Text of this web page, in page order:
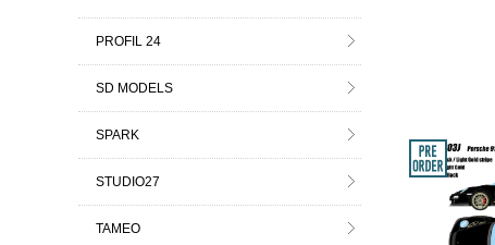
PROFIL 24
SD MODELS
SPARK
STUDIO27
TAMEO